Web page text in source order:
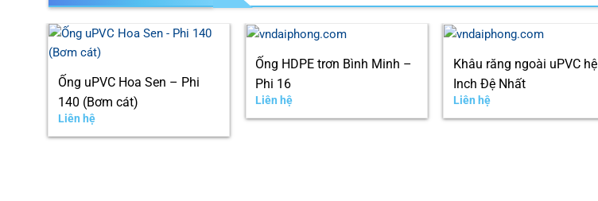
Ống uPVC Hoa Sen – Phi
140 (Bơm cát)
Liên hệ
Ống HDPE trơn Bình Minh –
Phi 16
Liên hệ
Khâu răng ngoài uPVC hệ
Inch Đệ Nhất
Liên hệ